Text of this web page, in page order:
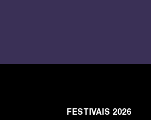
FESTIVAIS 2026